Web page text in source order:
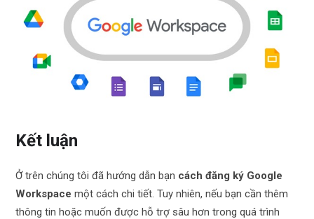
Kết luận
Ở trên chúng tôi đã hướng dẫn bạn cáchđăng ký Google
Workspace một cách chi tiết. Tuy nhiên, nếu bạn cần thêm
thông tin hoặc muốn được hỗ trợ sâu hơn trong quá trình